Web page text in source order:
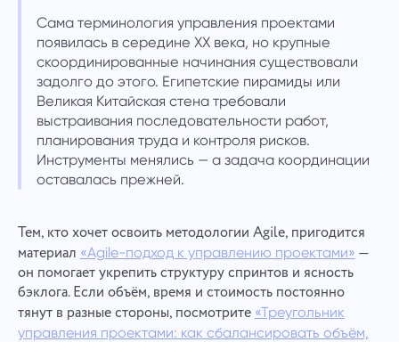
Сама терминология управления проектами
появилась в середине XX века, но крупные
скоординированные начинания существовали
задолго до этого. Египетские пирамиды или
Великая Китайская стена требовали
выстраивания последовательности работ,
планирования труда и контроля рисков.
Инструменты менялись — а задача координации
оставалась прежней.
Тем, кто хочет освоить методологии Agile, пригодится
материал«Agile-подход к управлению проектами»—
он помогает укрепить структуру спринтов и ясность
бэклога. Если объём, время и стоимость постоянно
тянут в разные стороны, посмотрите«Треугольник
управления проектами: как сбалансировать объём,